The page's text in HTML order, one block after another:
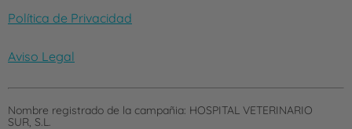
Política de Privacidad
Aviso Legal
Nombre registrado de la campañia: HOSPITAL VETERINARIO
SUR, S.L.